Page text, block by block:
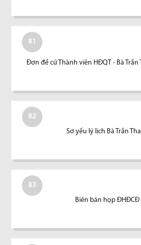
81
Đơn đề cử Thành viên HĐQT - Bà Trần
82
Sơ yếu lý lịch Bà Trần
83
Biên bản họp ĐHĐCĐ